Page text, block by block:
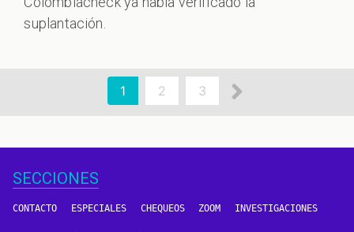
suplantación.
Página
actual
1 Page
2 Page
3
Siguiente
SECCIONES
CONTACTO ESPECIALES CHEQUEOS ZOOM INVESTIGACIONES